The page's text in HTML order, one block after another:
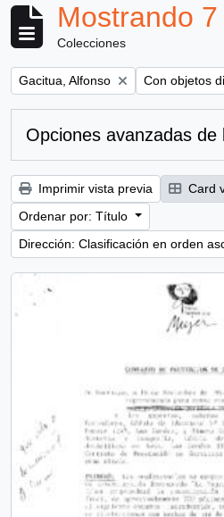
Mostrando
Colecciones
Remove filter:
Gacitua, Alfonso Remove filter:
Con objetos
Opciones avanzadas de
Imprimir vista previa Card
Ordenar por: Título
Dirección: Clasificación en orden